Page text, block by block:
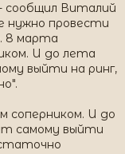
- сообщил Виталий
нужно провести
8 марта
И до лета
выйти на ринг,
соперником. И до
самому выйти